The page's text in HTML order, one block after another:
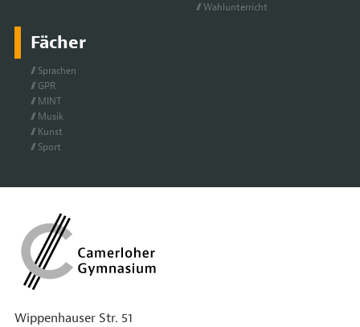
Wahl­un­ter­richt
Fächer
Spra­chen
GPR
MINT
Mu­sik
Kunst
Sport
Wippenhauser Str. 51